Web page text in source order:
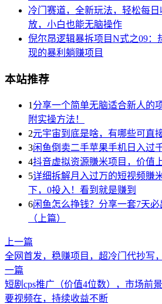
冷门赛道，全新玩法，轻松每
放，小白也能无脑操作
倪尔昂逻辑暴拆项目N式之09：
现的暴利躺赚项目
本站推荐
1 分享一个简单无脑适合新人的
附实操方法！
2元宇宙到底是啥，有哪些可直
3闲鱼倒卖二手苹果手机日入过
4抖音虚拟资源賺米项目，价值
5详细拆解月入过万的短视频賺
下，0投入！看到就是赚到
6闲鱼怎么挣钱？分享一套7天
（上篇）
上一篇
全网首发，稳赚项目，超冷门代抄写
一篇
短剧cps推广（价值4位数），市场前
要视频在，持续收益不断